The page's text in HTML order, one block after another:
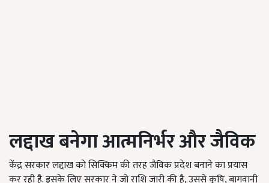
लद्दाख बनेगाआत्मनिर्भर औरजैविक
केंद्र सरकार लद्दाख को सिक्किम की तरह जैविक प्रदेश बनाने का प्रयास
कर रही है. इसके लिए सरकार ने जो राशि जारी की है, उससे कृषि, बागवानी